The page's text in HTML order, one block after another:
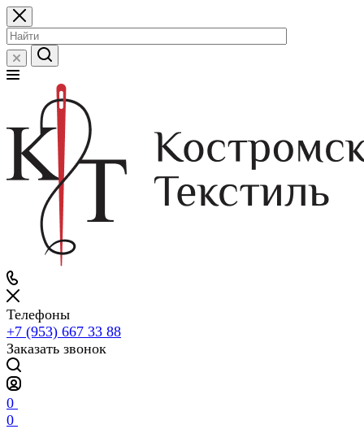
Телефоны
+7 (953) 667 33 88
Заказать звонок
0
0